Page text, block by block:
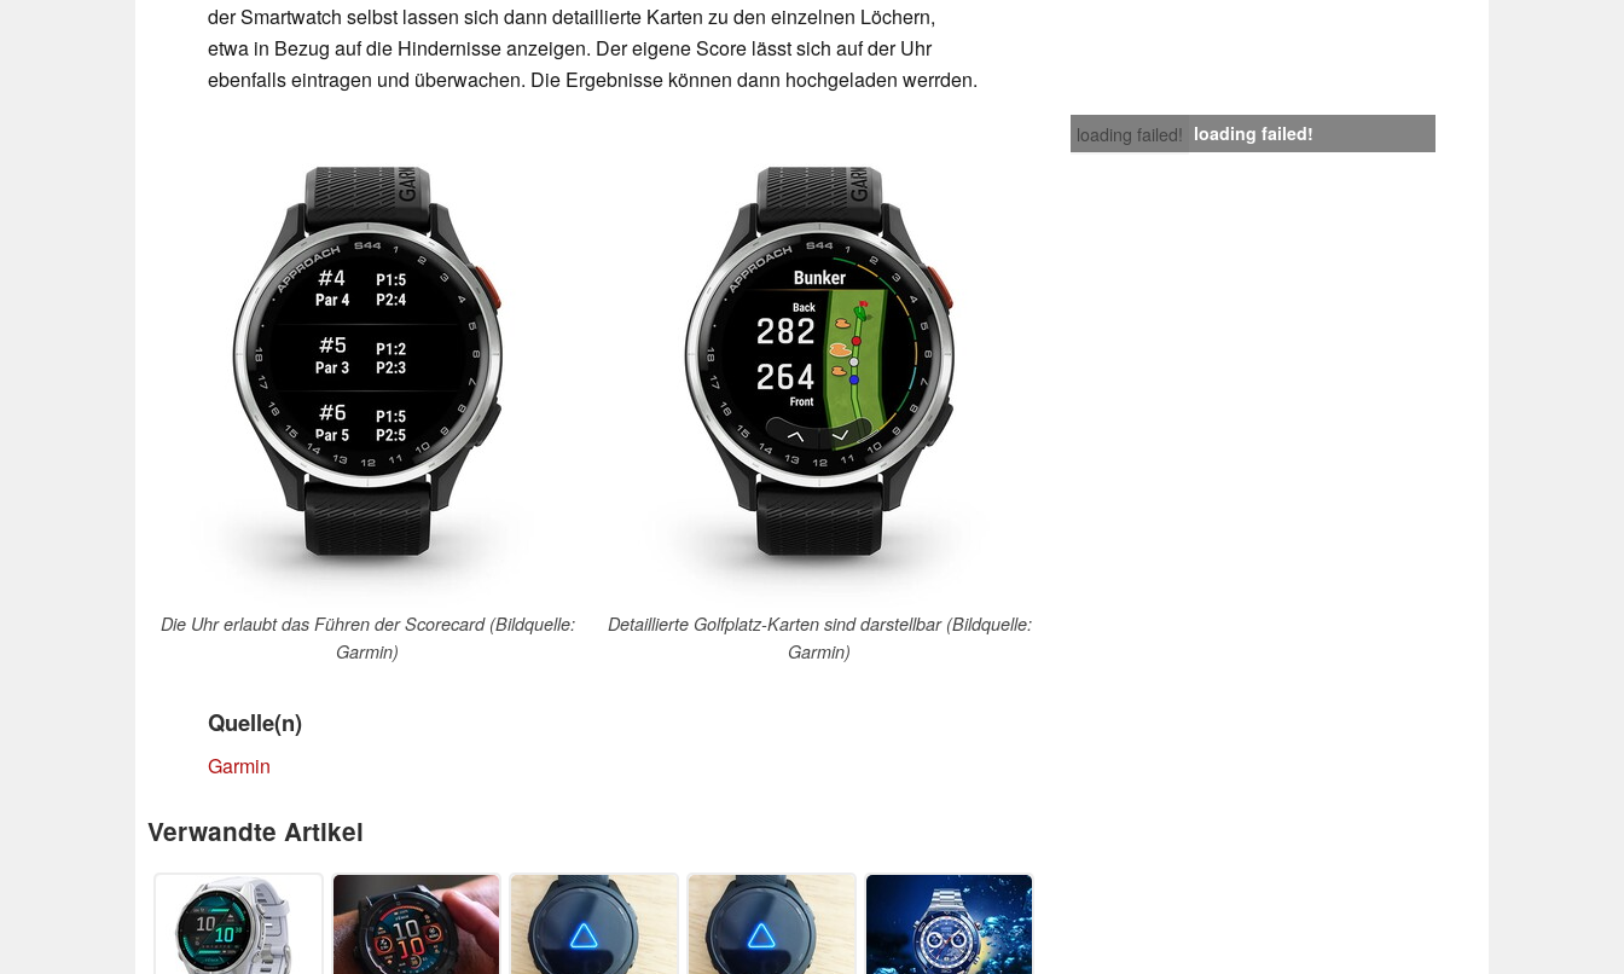
der Smartwatch selbst lassen sich dann detaillierte Karten zu den einzelnen Löchern,
etwa in Bezug auf die Hindernisse anzeigen. Der eigene Score lässt sich auf der Uhr
ebenfalls eintragen und überwachen. Die Ergebnisse können dann hochgeladen werrden.
loading failed! loading failed!
Die Uhr erlaubt das Führen der Scorecard (Bildquelle:
Garmin)
Detaillierte Golfplatz-Karten sind darstellbar (Bildquelle:
Garmin)
Quelle(n)
Garmin
Verwandte Artikel